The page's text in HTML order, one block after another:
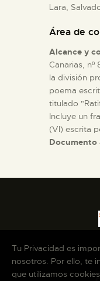
Lara,
Área de
Alcance y
Canarias, nº
la división
poema
titulado
Incluye un
(VI) escrita
Documento
Tu Privacidad es
nosotros. Por ello, te
que utilizamos